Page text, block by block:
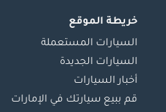
خريطة الموقع
السيارات المستعملة
السيارات الجديدة
أخبار السيارات
قم ببيع سيارتك في الإمارات